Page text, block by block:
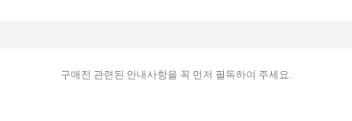
구매전 관련된 안내사항을 꼭 먼저 필독하여 주세요.